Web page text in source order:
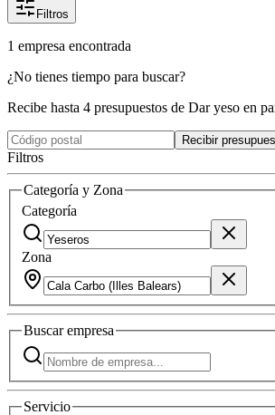
Filtros
1 empresa encontrada
¿No tienes tiempo para buscar?
Recibe hasta 4 presupuestos de Dar yeso en
Recibir
Filtros
Categoría y Zona
Categoría
Zona
Buscarempresa
Servicio